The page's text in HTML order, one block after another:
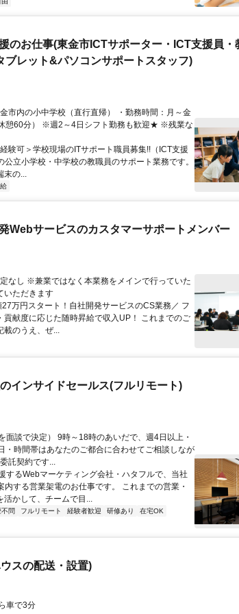
のお仕事(東金市ICTサポーター・ICT支援員・
ブレット&パソコンサポートスタッフ)
市内の小中学校（直行直帰） ・勤務時間：月～金
憩60分） ※週2～4日シフト勤務も歓迎★ ※残業な
験可＞学校現場のITサポート職員募集!!（ICT支援
立小学校・中学校の教職員のサポート業務です。
末の...
Webサービスのカスタマーサポートメンバー
なし ※兼業ではなく本業務をメインで行っていた
いただきます
万円スタート！自社開発サービスのCS業務／ フ
貢献度に応じた随時昇給で収入UP！ これまでのご
載のうえ、ぜ...
インサイドセールス(フルリモート)
面談で決定） 9時～18時のあいだで、週4日以上・
・時間帯はあなたのご都合に合わせてご相談しなが
託契約です...
するWebマーケティング会社・ハタフルで、当社
する営業架電のお仕事です。 これまでの営業・
活かして、チームで目...
問 フルリモート 経験者歓迎 研修あり
在宅OK
スの配送・設置)
車で3分